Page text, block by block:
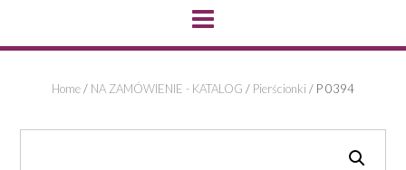
Home/ NA ZAMÓWIENIE - KATALOG / Pierścionki / P 0394